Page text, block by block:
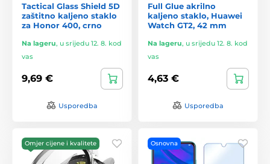
Tactical Glass Shield 5D
zaštitno kaljeno staklo
za Honor 400, crno
Na lageru, u srijedu 12. 8. kod
vas
9,69 €
Usporedba
Full Glue akrilno
kaljeno staklo, Huawei
Watch GT2, 42 mm
Na lageru, u srijedu 12. 8. kod
vas
4,63 €
Usporedba
Omjer cijene i kvalitete Osnovna